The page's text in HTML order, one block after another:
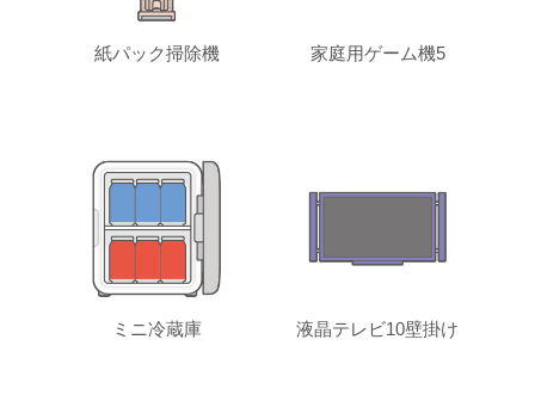
紙パック掃除機 家庭用ゲーム機5
ミニ冷蔵庫 液晶テレビ10壁掛け